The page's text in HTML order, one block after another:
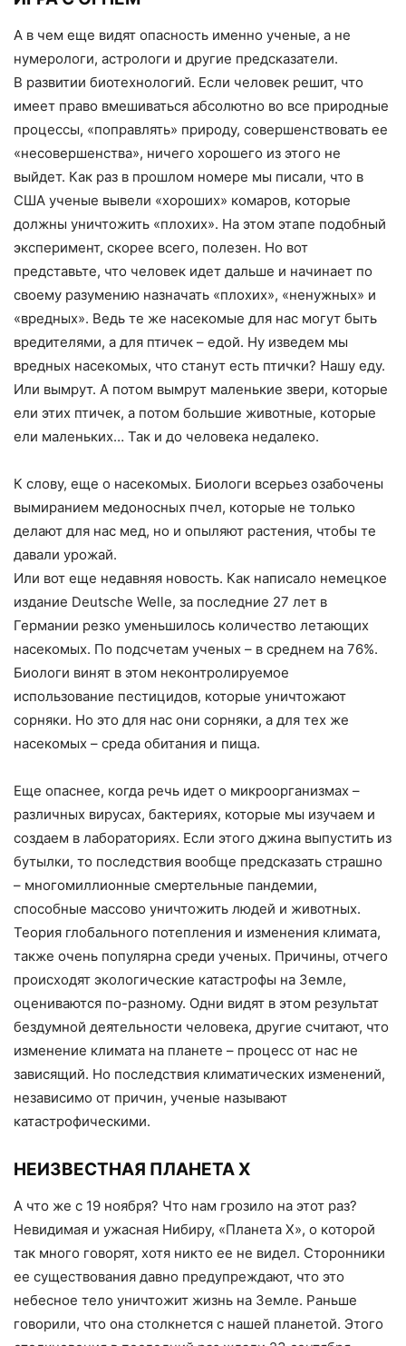
А в чем еще видят опасность именно ученые, а не
нумерологи, астрологи и другие предсказатели.
В развитии биотехнологий. Если человек решит, что
имеет право вмешиваться абсолютно во все природные
процессы, «поправлять» природу, совершенствовать ее
«несовершенства», ничего хорошего из этого не
выйдет. Как раз в прошлом номере мы писали, что в
США ученые вывели «хороших» комаров, которые
должны уничтожить «плохих». На этом этапе подобный
эксперимент, скорее всего, полезен. Но вот
представьте, что человек идет дальше и начинает по
своему разумению назначать «плохих», «ненужных» и
«вредных». Ведь те же насекомые для нас могут быть
вредителями, а для птичек – едой. Ну изведем мы
вредных насекомых, что станут есть птички? Нашу еду.
Или вымрут. А потом вымрут маленькие звери, которые
ели этих птичек, а потом большие животные, которые
ели маленьких… Так и до человека недалеко.
К слову, еще о насекомых. Биологи всерьез озабочены
вымиранием медоносных пчел, которые не только
делают для нас мед, но и опыляют растения, чтобы те
давали урожай.
Или вот еще недавняя новость. Как написало немецкое
издание Deutsche Welle, за последние 27 лет в
Германии резко уменьшилось количество летающих
насекомых. По подсчетам ученых – в среднем на 76%.
Биологи винят в этом неконтролируемое
использование пестицидов, которые уничтожают
сорняки. Но это для нас они сорняки, а для тех же
насекомых – среда обитания и пища.
Еще опаснее, когда речь идет о микроорганизмах –
различных вирусах, бактериях, которые мы изучаем и
создаем в лабораториях. Если этого джина выпустить из
бутылки, то последствия вообще предсказать страшно
– многомиллионные смертельные пандемии,
способные массово уничтожить людей и животных.
Теория глобального потепления и изменения климата,
также очень популярна среди ученых. Причины, отчего
происходят экологические катастрофы на Земле,
оцениваются по-разному. Одни видят в этом результат
бездумной деятельности человека, другие считают, что
изменение климата на планете – процесс от нас не
зависящий. Но последствия климатических изменений,
независимо от причин, ученые называют
катастрофическими.
НЕИЗВЕСТНАЯ ПЛАНЕТА Х
А что же с 19 ноября? Что нам грозило на этот раз?
Невидимая и ужасная Нибиру, «Планета Х», о которой
так много говорят, хотя никто ее не видел. Сторонники
ее существования давно предупреждают, что это
небесное тело уничтожит жизнь на Земле. Раньше
говорили, что она столкнется с нашей планетой. Этого